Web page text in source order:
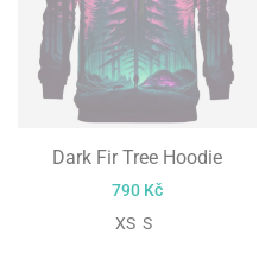
Dark Fir Tree Hoodie
790 Kč
XS S